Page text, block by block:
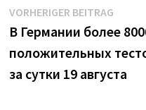
Beitrags-
Navigation
VORHERIGER BEITRAG
В Германии более
положительных
за сутки 19 августа